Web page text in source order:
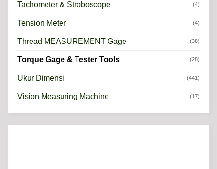
Tachometer & Stroboscope (4)
Tension Meter (4)
Thread MEASUREMENT Gage (38)
Torque Gage & Tester Tools (28)
Ukur Dimensi (441)
Vision Measuring Machine (17)